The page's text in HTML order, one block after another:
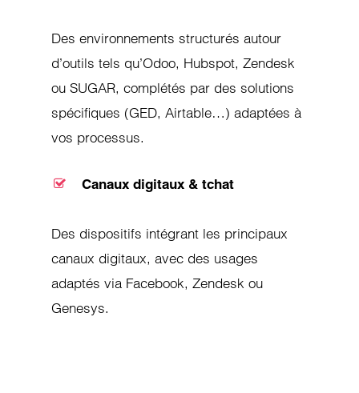
Des environnements structurés autour
d’outils tels qu’Odoo, Hubspot, Zendesk
ou SUGAR, complétés par des solutions
spécifiques (GED, Airtable…) adaptées à
vos processus.
Canaux digitaux & tchat
Des dispositifs intégrant les principaux
canaux digitaux, avec des usages
adaptés via Facebook, Zendesk ou
Genesys.